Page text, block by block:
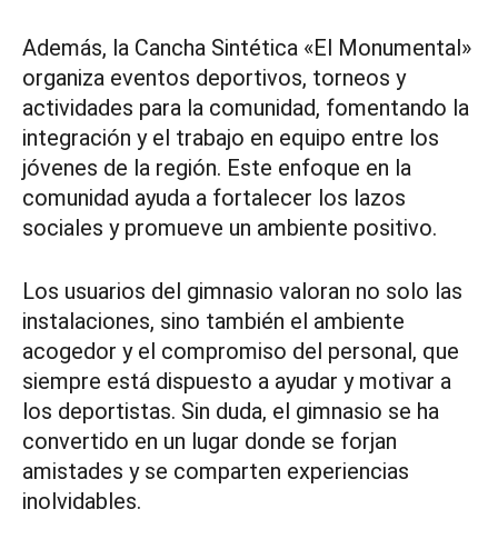
Además, la Cancha Sintética «El Monumental»
organiza eventos deportivos, torneos y
actividades para la comunidad, fomentando la
integración y el trabajo en equipo entre los
jóvenes de la región. Este enfoque en la
comunidad ayuda a fortalecer los lazos
sociales y promueve un ambiente positivo.
Los usuarios del gimnasio valoran no solo las
instalaciones, sino también el ambiente
acogedor y el compromiso del personal, que
siempre está dispuesto a ayudar y motivar a
los deportistas. Sin duda, el gimnasio se ha
convertido en un lugar donde se forjan
amistades y se comparten experiencias
inolvidables.